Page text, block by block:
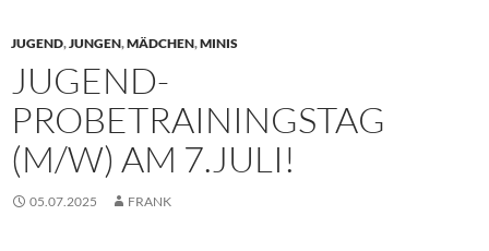
JUGEND,JUNGEN,MÄDCHEN,MINIS
JUGEND-
PROBETRAININGSTAG
(M/W) AM 7.JULI!
05.07.2025 FRANK